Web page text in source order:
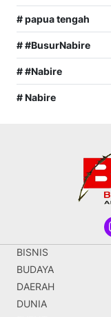
# papua tengah
# #BusurNabire
# #Nabire
# Nabire
BISNIS
BUDAYA
DAERAH
DUNIA